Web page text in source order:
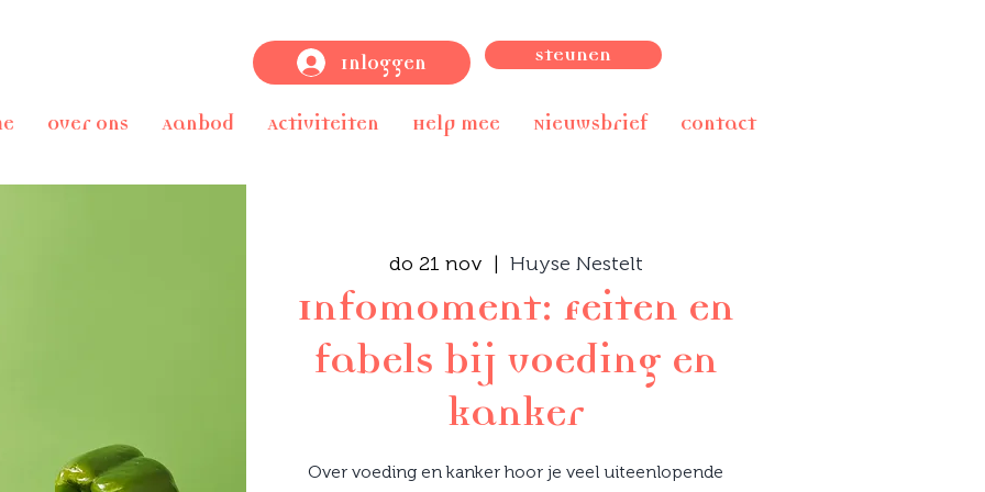
Inloggen Steunen
Over ons Aanbod Activiteiten Help mee Nieuwsbrief Contact
do 21 nov
  |
Huyse Nestelt
Infomoment: Feiten en
fabels bij voeding en
kanker
Over voeding en kanker hoor je veel uiteenlopende